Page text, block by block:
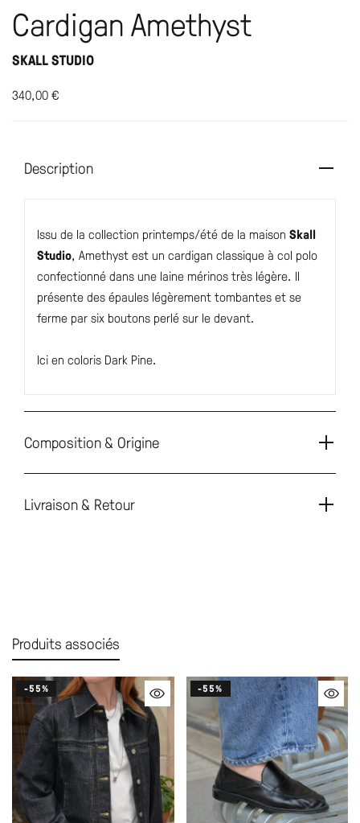
Cardigan Amethyst
SKALL STUDIO
340,00€
Description
Issu de la collection printemps/été de la maison Skall
Studio, Amethyst est un cardigan classique à col polo
confectionné dans une laine mérinos très légère. Il
présente des épaules légèrement tombantes et se
ferme par six boutons perlé sur le devant.
Ici en coloris Dark Pine.
Composition & Origine
Livraison & Retour
Produits associés
-55% -55%